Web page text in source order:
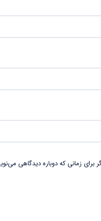
برای زمانی که دوباره دیدگاهی